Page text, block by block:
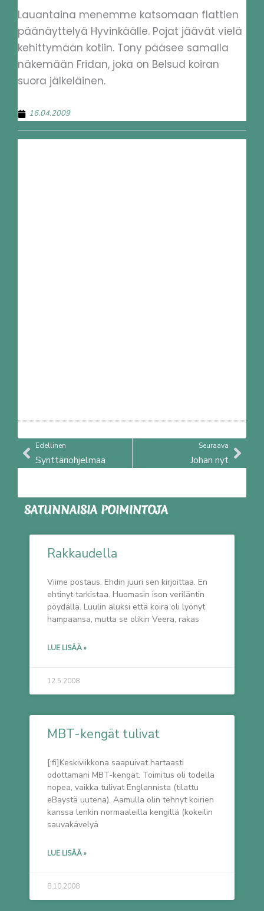
Lauantaina menemme katsomaan flattien
päänäyttelyä Hyvinkäälle. Pojat jäävät vielä
kehittymään kotiin. Tony pääsee samalla
näkemään Fridan, joka on Belsud koiran
suora jälkeläinen.
16.04.2009
Prev
Edellinen
Synttäriohjelmaa
Seuraava
Johan nyt
SATUNNAISIA POIMINTOJA
Rakkaudella
Viime postaus. Ehdin juuri sen kirjoittaa. En
ehtinyt tarkistaa. Huomasin ison veriläntin
pöydällä. Luulin aluksi että koira oli lyönyt
hampaansa, mutta se olikin Veera, rakas
LUE LISÄÄ »
12.5.2008
MBT-kengät tulivat
[:fi]Keskiviikkona saapuivat hartaasti
odottamani MBT-kengät. Toimitus oli todella
nopea, vaikka tulivat Englannista (tilattu
eBaystä uutena). Aamulla olin tehnyt koirien
kanssa lenkin normaaleilla kengillä (kokeilin
sauvakävelyä
LUE LISÄÄ »
8.10.2008